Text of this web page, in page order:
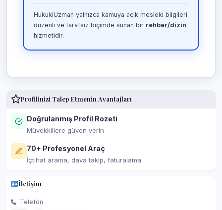
HukukiUzman yalnızca kamuya açık mesleki bilgileri
düzenli ve tarafsız biçimde sunan bir rehber/dizin
hizmetidir.
Profilinizi Talep Etmenin Avantajları
Doğrulanmış Profil Rozeti
Müvekkillere güven verin
70+ Profesyonel Araç
İçtihat arama, dava takip, faturalama
İletişim
Telefon